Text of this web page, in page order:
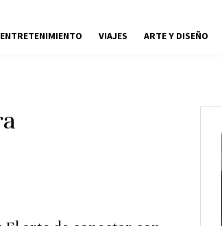
ENTRETENIMIENTO VIAJES ARTE Y DISEÑO